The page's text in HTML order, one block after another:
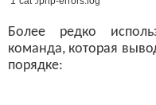
Более редко
команда, которая
порядке: